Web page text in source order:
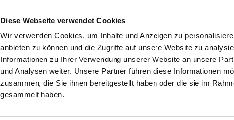
Diese Webseite verwendet Cookies
Wir verwenden Cookies, um Inhalte und Anzeigen zu
anbieten zu können und die Zugriffe auf unsere Website zu
Informationen zu Ihrer Verwendung unserer Website an unsere
und Analysen weiter. Unsere Partner führen diese Informationen
zusammen, die Sie ihnen bereitgestellt haben oder die sie im
gesammelt haben.
ANGEBOTE
E-MOBILITÄT